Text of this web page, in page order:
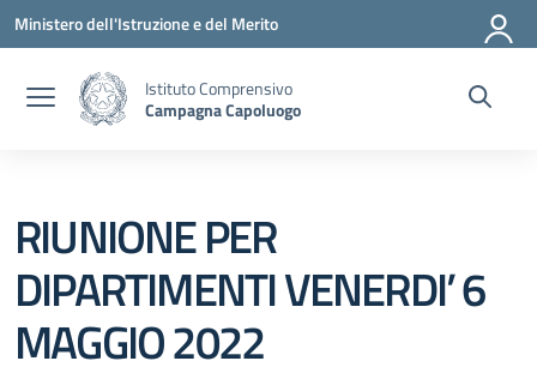
Vai ai contenuti
Vai al menu di navigazione
Vai al footer
Ministero dell'Istruzione e del Merito
Istituto Comprensivo
Campagna Capoluogo
RIUNIONE PER
DIPARTIMENTI VENERDI’ 6
MAGGIO 2022